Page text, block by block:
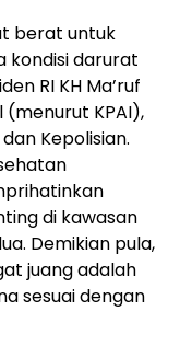
berat untuk
kondisi darurat
RI KH Ma’ruf
KPAI),
Kepolisian.
di kawasan
Demikian pula,
juang adalah
sesuai dengan